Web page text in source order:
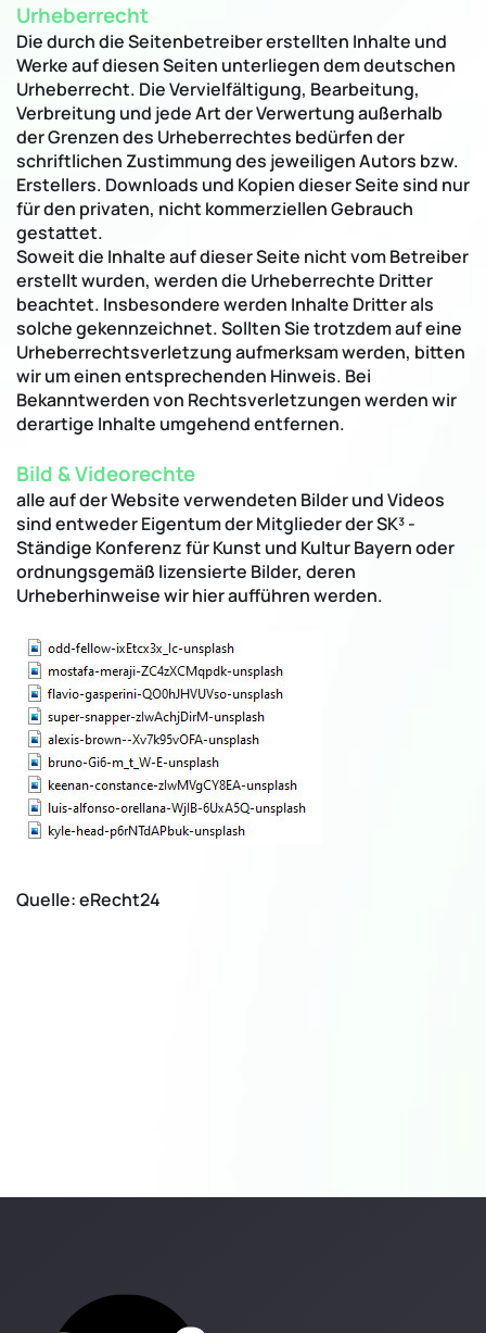
Urheberrecht
Die durch die Seitenbetreiber erstellten Inhalte und
Werke auf diesen Seiten unterliegen dem deutschen
Urheberrecht. Die Vervielfältigung, Bearbeitung,
Verbreitung und jede Art der Verwertung außerhalb
der Grenzen des Urheberrechtes bedürfen der
schriftlichen Zustimmung des jeweiligen Autors bzw.
Erstellers. Downloads und Kopien dieser Seite sind nur
für den privaten, nicht kommerziellen Gebrauch
gestattet.
Soweit die Inhalte auf dieser Seite nicht vom Betreiber
erstellt wurden, werden die Urheberrechte Dritter
beachtet. Insbesondere werden Inhalte Dritter als
solche gekennzeichnet. Sollten Sie trotzdem auf eine
Urheberrechtsverletzung aufmerksam werden, bitten
wir um einen entsprechenden Hinweis. Bei
Bekanntwerden von Rechtsverletzungen werden wir
derartige Inhalte umgehend entfernen.
Bild & Videorechte
alle auf der Website verwendeten Bilder und Videos
sind entweder Eigentum der Mitglieder der SK³ -
Ständige Konferenz für Kunst und Kultur Bayern oder
ordnungsgemäß lizensierte Bilder, deren
Urheberhinweise wir hier aufführen werden.
Quelle: eRecht24